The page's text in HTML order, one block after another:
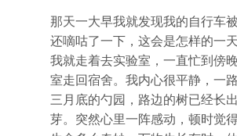
那天一大早我就发现我的自行车
还嘀咕了一下，这会是怎样的一
我就走着去实验室，一直忙到傍
室走回宿舍。我内心很平静，一
三月底的勺园，路边的树已经长
芽。突然心里一阵感动，顿时觉